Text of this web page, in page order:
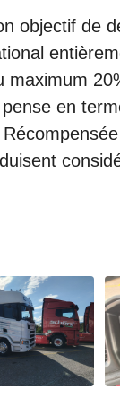
objectif de
en